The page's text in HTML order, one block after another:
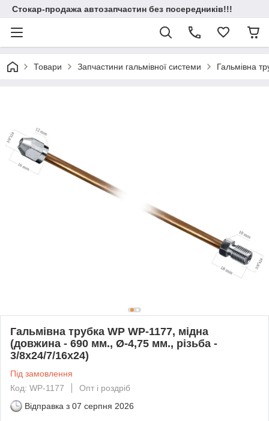
Стокар-продажа автозапчастин без посередників!!!
Товари Запчастини гальмівної системи Гальмівна
Гальмівна трубка WP WP-1177, мідна
(довжина - 690 мм., Ø-4,75 мм., різьба -
3/8x24/7/16x24)
Під замовлення
Код: WP-1177
Опт і роздріб
Відправка з 07 серпня 2026